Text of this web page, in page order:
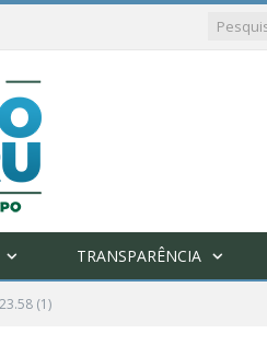
TRANSPARÊNCIA
(1)